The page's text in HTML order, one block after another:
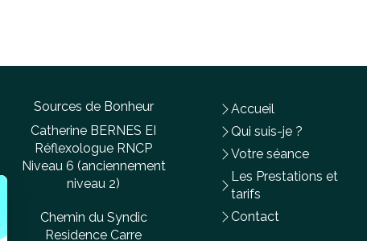
Sources de Bonheur
Catherine BERNES EI
Réflexologue RNCP
Niveau 6 (anciennement
niveau 2)
Chemin du Syndic
Residence Carre
Accueil
Qui suis-je ?
Votre séance
Les Prestations et
tarifs
Contact